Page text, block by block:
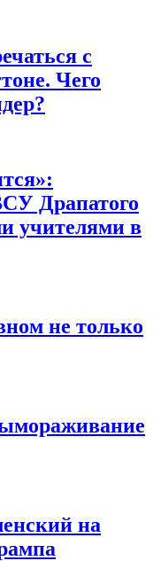
с
Чего
Драпатого
учителями в
не только
на